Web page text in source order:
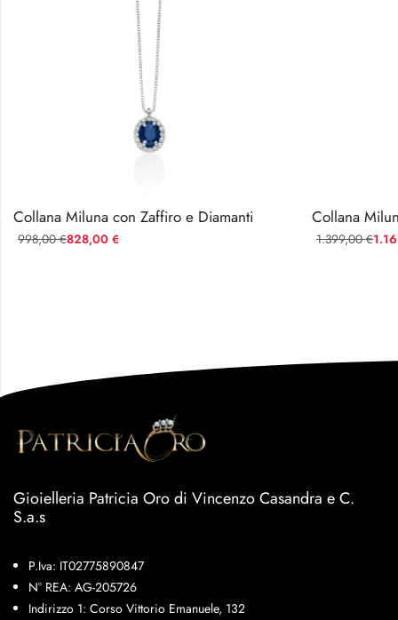
Collana Miluna con Zaffiro e Diamanti
828,00 €
998,00€ 1.399,00€
Gioielleria Patricia Oro di Vincenzo Casandra e C.
S.a.s
P.Iva: IT02775890847
N° REA: AG-205726
Indirizzo 1: Corso Vittorio Emanuele, 132